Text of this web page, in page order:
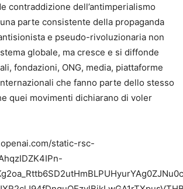
contraddizione dell’antimperialismo
parte consistente della propaganda
e pseudo-rivoluzionaria non
globale, ma cresce e si diffonde
fondazioni, ONG, media, piattaforme
che fanno parte dello stesso
quei movimenti dichiarano di voler